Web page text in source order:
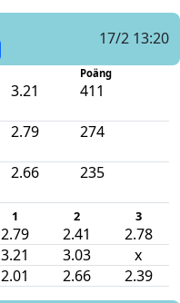
17/2 13:20
Poäng
3.21 411
2.79 274
2.66 235
1 2 3
2.79 2.41 2.78
3.21 3.03 x
2.01 2.66 2.39